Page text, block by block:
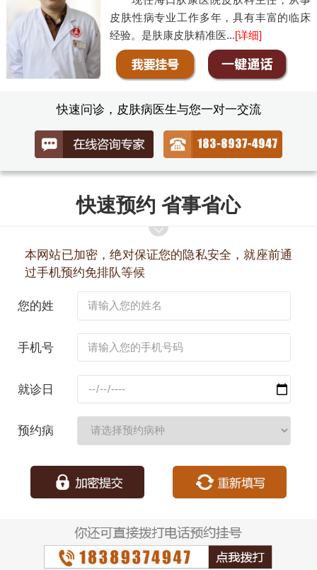
皮肤性病专业工作多年，具有丰富的临床
经验。是肤康皮肤精准医...[详细]
快速问诊，皮肤病医生与您一对一交流
快速预约 省事省心
本网站已加密，绝对保证您的隐私安全，就座前通
过手机预约免排队等候
您的姓
手机号
就诊日
预约病